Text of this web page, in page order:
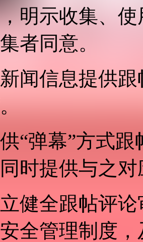
明示收集、
者同意。
新闻信息提供
供“弹幕”方式
时提供与之
立健全跟帖评
全管理制度